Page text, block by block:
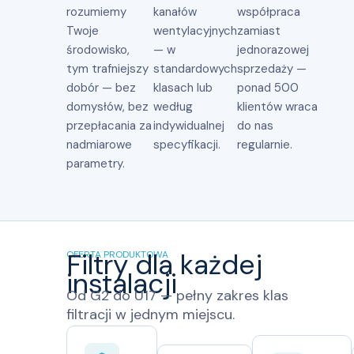
rozumiemy
Twoje
środowisko,
tym trafniejszy
dobór — bez
domysłów, bez
przepłacania za
nadmiarowe
parametry.
kanałów
wentylacyjnych
— w
standardowych
klasach lub
według
indywidualnej
specyfikacji.
współpraca
zamiast
jednorazowej
sprzedaży —
ponad 500
klientów wraca
do nas
regularnie.
OFERTA PRODUKTOWA
Filtry dla każdej
instalacji
Od G2 do U17 — pełny zakres klas
filtracji w jednym miejscu.